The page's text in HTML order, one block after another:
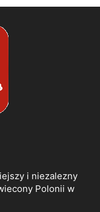
i niezalezny
Polonii w